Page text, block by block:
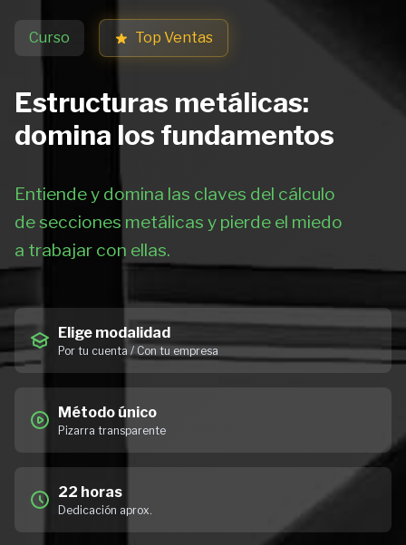
Curso Top Ventas
Estructuras metálicas:
domina los fundamentos
Entiende y domina las claves del cálculo
de secciones metálicas y pierde el miedo
a trabajar con ellas.
Elige modalidad
Por tu cuenta / Con tu empresa
Método único
Pizarra transparente
22 horas
Dedicación aprox.